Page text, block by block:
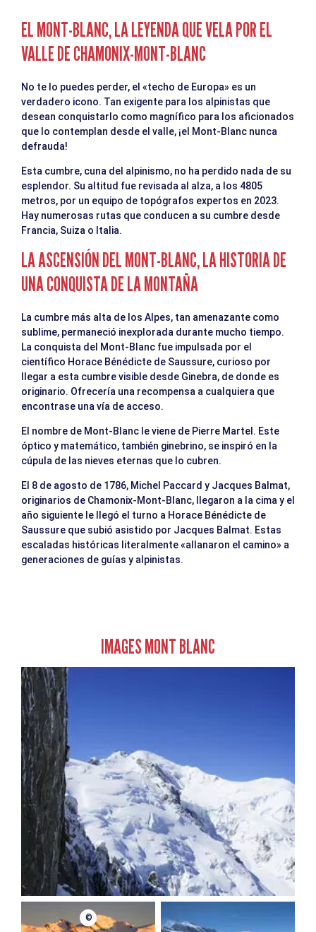
EL MONT-BLANC, LA LEYENDA QUE VELA POR EL
VALLE DE CHAMONIX-MONT-BLANC
No te lo puedes perder, el «techo de Europa» es un
verdadero icono. Tan exigente para los alpinistas que
desean conquistarlo como magnífico para los aficionados
que lo contemplan desde el valle, ¡el Mont-Blanc nunca
defrauda!
Esta cumbre, cuna del alpinismo, no ha perdido nada de su
esplendor. Su altitud fue revisada al alza, a los 4805
metros, por un equipo de topógrafos expertos en 2023.
Hay numerosas rutas que conducen a su cumbre desde
Francia, Suiza o Italia.
LA ASCENSIÓN DEL MONT-BLANC, LA HISTORIA DE
UNA CONQUISTA DE LA MONTAÑA
La cumbre más alta de los Alpes, tan amenazante como
sublime, permaneció inexplorada durante mucho tiempo.
La conquista del Mont-Blanc fue impulsada por el
científico Horace Bénédicte de Saussure, curioso por
llegar a esta cumbre visible desde Ginebra, de donde es
originario. Ofrecería una recompensa a cualquiera que
encontrase una vía de acceso.
El nombre de Mont-Blanc le viene de Pierre Martel. Este
óptico y matemático, también ginebrino, se inspiró en la
cúpula de las nieves eternas que lo cubren.
El 8 de agosto de 1786, Michel Paccard y Jacques Balmat,
originarios de Chamonix-Mont-Blanc, llegaron a la cima y el
año siguiente le llegó el turno a Horace Bénédicte de
Saussure que subió asistido por Jacques Balmat. Estas
escaladas históricas literalmente «allanaron el camino» a
generaciones de guías y alpinistas.
IMAGES MONT BLANC
©